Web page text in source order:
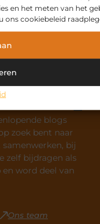
en het meten van het
ons cookiebeleid
blogs
zoek bent naar
bij
zelf bijdragen als
word deel van
Ons team